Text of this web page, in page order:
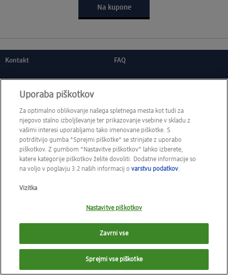
Na kupone
Kontakt FAQ
Splošni pogoji
Varstvo podatkov
Uporaba piškotkov
Za optimalno oblikovanje našega spletnega mesta kot tudi za
njegovo stalno izboljševanje ter prikazovanje vsebine v skladu z
vašimi interesi uporabljamo tako imenovane piškotke. S
potrditvijo gumba "Sprejmi piškotke" se strinjate z uporabo
piškotkov. Z gumbom "Nastavitve piškotkov" lahko izberete,
katere kategorije piškotkov želite dovoliti. Dodatne informacije so
na voljo v poglavju 3.2 naših informacij ovarstvu podatkov.
Vizitka
Nastavitve piškotkov
Zavrni vse
Sprejmi vse piškotke